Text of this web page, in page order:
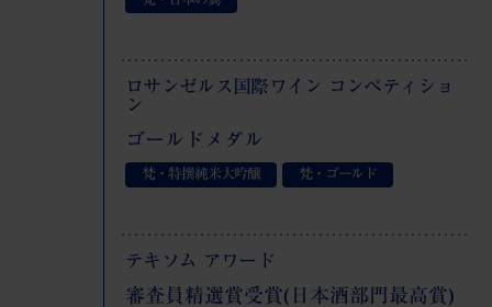
ロサンゼルス国際ワイン コンペティショ
ン
ゴールドメダル
梵・特撰純米大吟醸 梵・ゴールド
テキソム アワード
審査員精選賞受賞(日本酒部門最高賞)